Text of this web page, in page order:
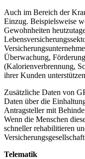
Auch im Bereich der
Einzug. Beispielsweise
Gewohnheiten
Überwachung,
(Kalorienverbrennung,
ihrer Kunden
Zusätzliche Daten von
Daten über die
Antragsteller mit
Wenn die Menschen
schneller rehabilitieren
Telematik